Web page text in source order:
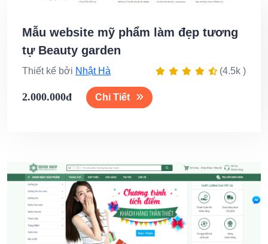
Mẫu website mỹ phẩm làm đẹp tương
tự Beauty garden
Thiết kế bởi Nhật Hà (4.5k )
2.000.000đ Chi Tiết